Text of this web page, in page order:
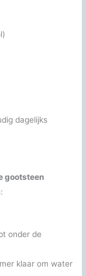
dagelijks
gootsteen
onder de
klaar om water